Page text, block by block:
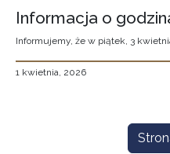
Informacja o
Informujemy, że w piątek, 3
1 kwietnia, 2026